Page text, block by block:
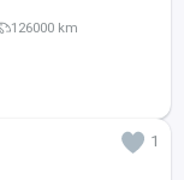
126000 km
1